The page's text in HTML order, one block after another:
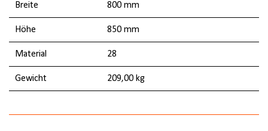
Breite 800 mm
Höhe 850 mm
Material 28
Gewicht 209,00 kg